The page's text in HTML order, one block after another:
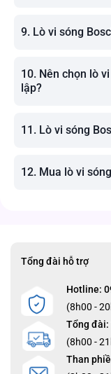
9. Lò vi sóng
10. Nên chọn lò
lập?
11. Lò vi sóng
12. Mua lò vi
Tổng đài hỗ trợ
Hotline:
(8h00 -
Tổng đài:
(8h00 -
Than